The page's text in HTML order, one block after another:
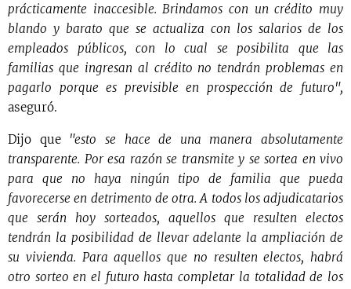
prácticamente inaccesible. Brindamos con un crédito muy
blando y barato que se actualiza con los salarios de los
empleados públicos, con lo cual se posibilita que las
familias que ingresan al crédito no tendrán problemas en
pagarlo porque es previsible en prospección de futuro",
aseguró.
Dijo que "esto se hace de una manera absolutamente
transparente. Por esa razón se transmite y se sortea en vivo
para que no haya ningún tipo de familia que pueda
favorecerse en detrimento de otra. A todos los adjudicatarios
que serán hoy sorteados, aquellos que resulten electos
tendrán la posibilidad de llevar adelante la ampliación de
su vivienda. Para aquellos que no resulten electos, habrá
otro sorteo en el futuro hasta completar la totalidad de los